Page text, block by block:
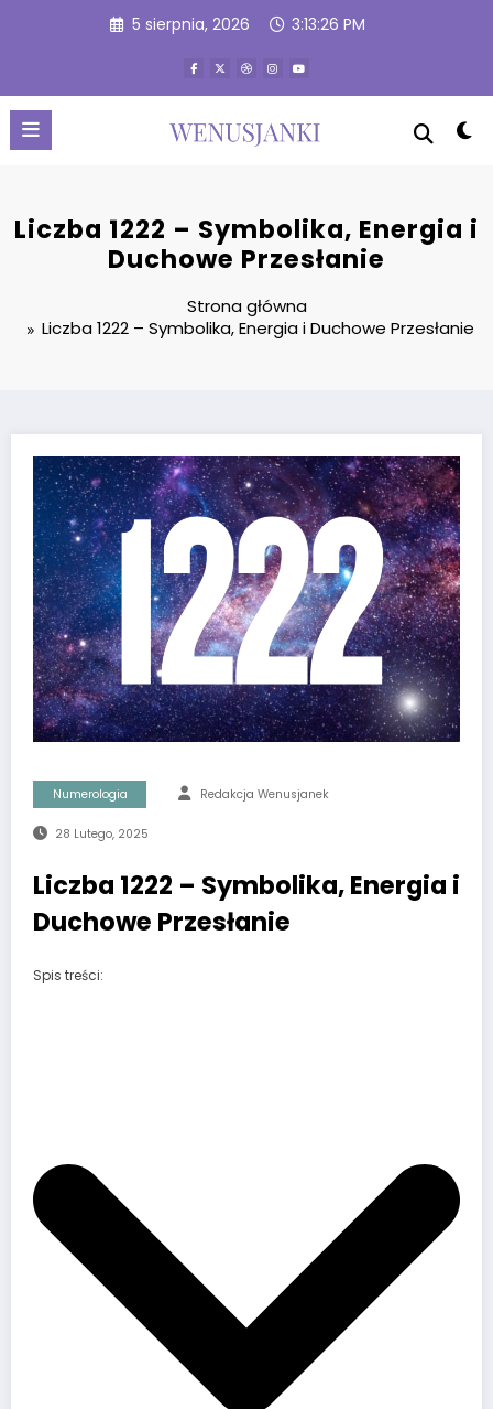
5 sierpnia, 2026 3:13:27 PM
Liczba 1222 – Symbolika, Energia i
Duchowe Przesłanie
Strona główna
Liczba 1222 – Symbolika, Energia i Duchowe Przesłanie
Numerologia Redakcja Wenusjanek
28 Lutego, 2025
Liczba 1222 – Symbolika, Energia i
Duchowe Przesłanie
Spis treści: